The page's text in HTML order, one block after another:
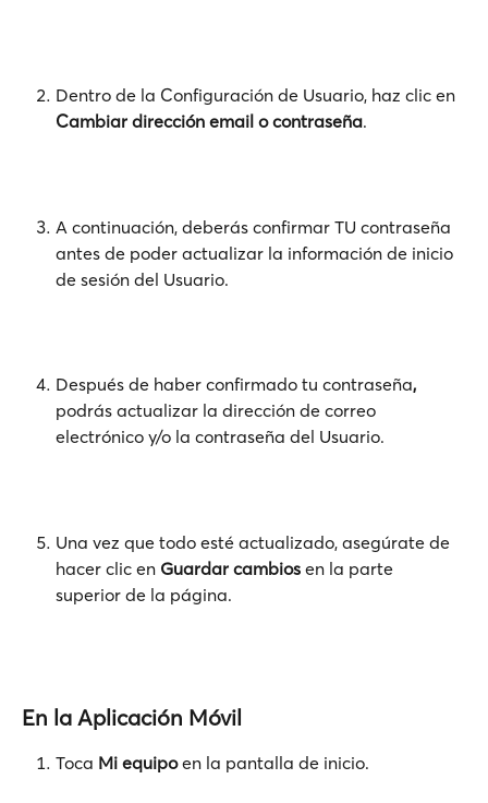
Dentro de la Configuración de Usuario, haz clic en
Cambiar dirección email o contraseña.
A continuación, deberás confirmar TU contraseña
antes de poder actualizar la información de inicio
de sesión del Usuario.
Después de haber confirmado tu contraseña,
podrás actualizar la dirección de correo
electrónico y/o la contraseña del Usuario.
Una vez que todo esté actualizado, asegúrate de
hacer clic en Guardar cambios en la parte
superior de la página.
En la Aplicación Móvil
Toca Mi equipo en la pantalla de inicio.